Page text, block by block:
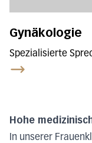
Gynäkologie
Spezialisierte
Hohe
In unserer